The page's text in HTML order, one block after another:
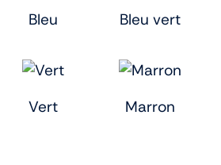
Bleu Bleu vert
Vert Marron